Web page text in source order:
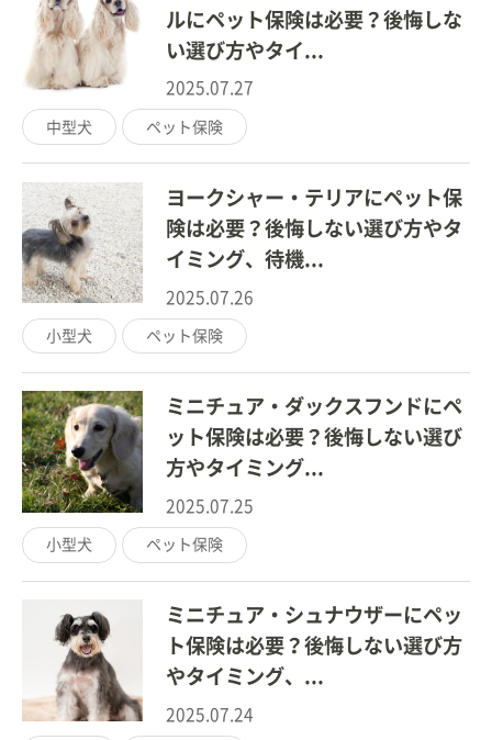
ルにペット保険は必要？後悔しな
い選び方やタイ...
2025.07.27
中型犬 ペット保険
ヨークシャー・テリアにペット保
険は必要？後悔しない選び方やタ
イミング、待機...
2025.07.26
小型犬 ペット保険
ミニチュア・ダックスフンドにペ
ット保険は必要？後悔しない選び
方やタイミング...
2025.07.25
小型犬 ペット保険
ミニチュア・シュナウザーにペッ
ト保険は必要？後悔しない選び方
やタイミング、...
2025.07.24